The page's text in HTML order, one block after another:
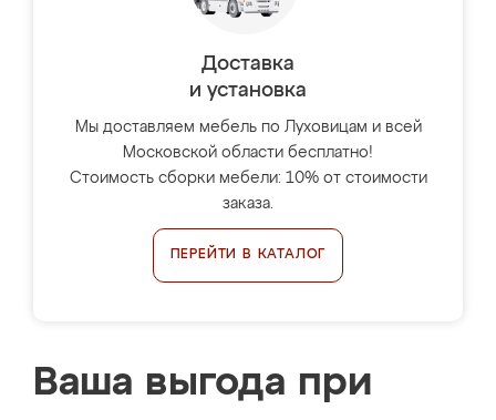
Доставка
и установка
Мы доставляем мебель по Луховицам и всей
Московской области бесплатно!
Стоимость сборки мебели: 10% от стоимости
заказа.
ПЕРЕЙТИ В КАТАЛОГ
Ваша выгода при